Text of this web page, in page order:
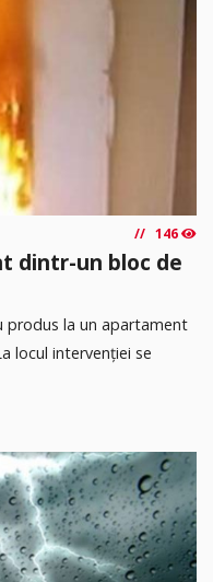
146
dintr-un bloc de
produs la un apartament
locul intervenției se